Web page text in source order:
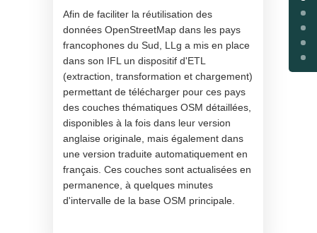
Afin de faciliter la réutilisation des
données OpenStreetMap dans les pays
francophones du Sud, LLg a mis en place
dans son IFL un dispositif d'ETL
(extraction, transformation et chargement)
permettant de télécharger pour ces pays
des couches thématiques OSM détaillées,
disponibles à la fois dans leur version
anglaise originale, mais également dans
une version traduite automatiquement en
français. Ces couches sont actualisées en
permanence, à quelques minutes
d'intervalle de la base OSM principale.